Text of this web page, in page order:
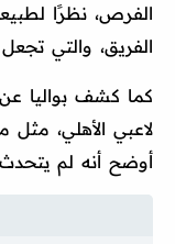
الفرص، نظرًا
الفريق، والتي
كما كشف بواليا
لاعبي الأهلي، مثل
أوضح أنه لم